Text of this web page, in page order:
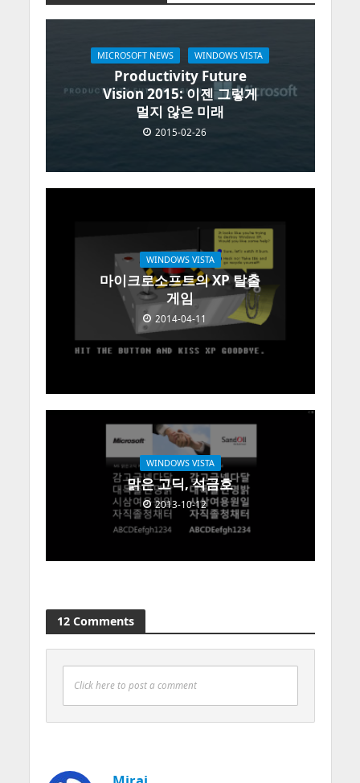
MICROSOFT NEWS WINDOWS VISTA
Productivity Future
Vision 2015: 이젠 그렇게
멀지 않은 미래
2015-02-26
WINDOWS VISTA
마이크로소프트의 XP 탈출
게임
2014-04-11
WINDOWS VISTA
맑은 고딕, 석금호
2013-10-12
12 Comments
Click here to post a comment